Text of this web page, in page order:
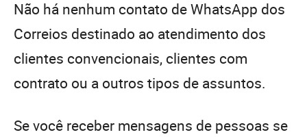
Não há nenhum contato de WhatsApp dos
Correios destinado ao atendimento dos
clientes convencionais, clientes com
contrato ou a outros tipos de assuntos.
Se você receber mensagens de pessoas se